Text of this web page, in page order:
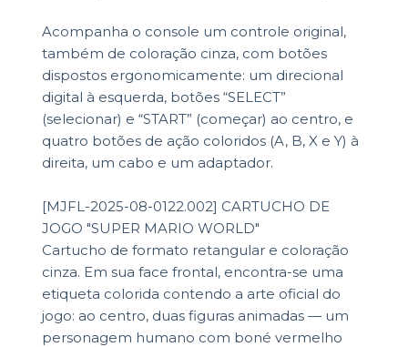
Acompanha o console um controle original,
também de coloração cinza, com botões
dispostos ergonomicamente: um direcional
digital à esquerda, botões “SELECT”
(selecionar) e “START” (começar) ao centro, e
quatro botões de ação coloridos (A, B, X e Y) à
direita, um cabo e um adaptador.
[MJFL-2025-08-0122.002] CARTUCHO DE
JOGO "SUPER MARIO WORLD"
Cartucho de formato retangular e coloração
cinza. Em sua face frontal, encontra-se uma
etiqueta colorida contendo a arte oficial do
jogo: ao centro, duas figuras animadas — um
personagem humano com boné vermelho